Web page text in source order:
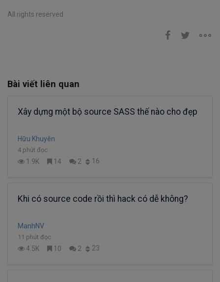
All rights reserved
Bài viết liên quan
Xây dựng một bộ source SASS thế nào cho đẹp
Hữu Khuyên
4 phút đọc
1.9K 14 2 16
Khi có source code rồi thì hack có dễ không?
ManhNV
11 phút đọc
4.5K 10 2 23